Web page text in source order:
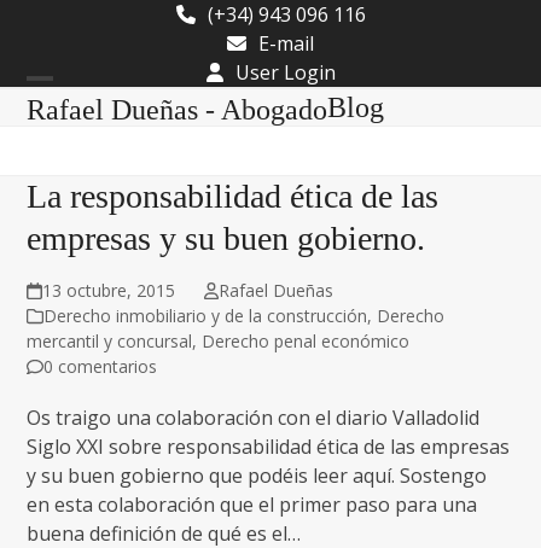
content
(+34) 943 096 116
E-mail
User Login
Rafael Dueñas - Abogado
Open
menu
Close
menu
Blog
La responsabilidad ética de las
empresas y su buen gobierno.
13 octubre, 2015
Rafael Dueñas
Derecho inmobiliario y de la construcción, Derecho
mercantil y concursal, Derecho penal económico
0 comentarios
Os traigo una colaboración con el diario Valladolid
Siglo XXI sobre responsabilidad ética de las empresas
y su buen gobierno que podéis leer aquí. Sostengo
en esta colaboración que el primer paso para una
buena definición de qué es el…